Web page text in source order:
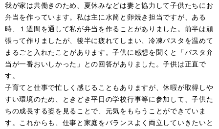
我が家は共働きのため、夏休みなどは妻と協力して子供たちにお
弁当を作っています。私は主に水筒と卵焼き担当ですが、ある
時、１週間を通して私が弁当を作ることがありました。前半は頑
張って作りましたが、後半に疲れてしまい、冷凍パスタを温めて
まるごと入れたことがあります。子供に感想を聞くと「パスタ弁
当が一番おいしかった」との回答がありました。子供は正直で
す。
子育てと仕事で忙しく感じることもありますが、休暇が取得しや
すい環境のため、ときどき平日の学校行事等に参加して、子供た
ちの成長する姿を見ることで、元気をもらうことができていま
す。これからも、仕事と家庭をバランスよく両立していきたいと